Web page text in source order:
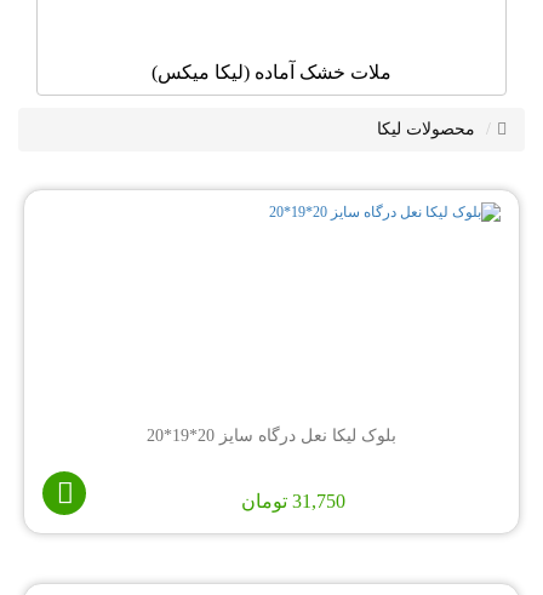
ملات خشک آماده (لیکا میکس)
محصولات لیکا
بلوک لیکا نعل درگاه سایز 20*19*20
31,750 تومان